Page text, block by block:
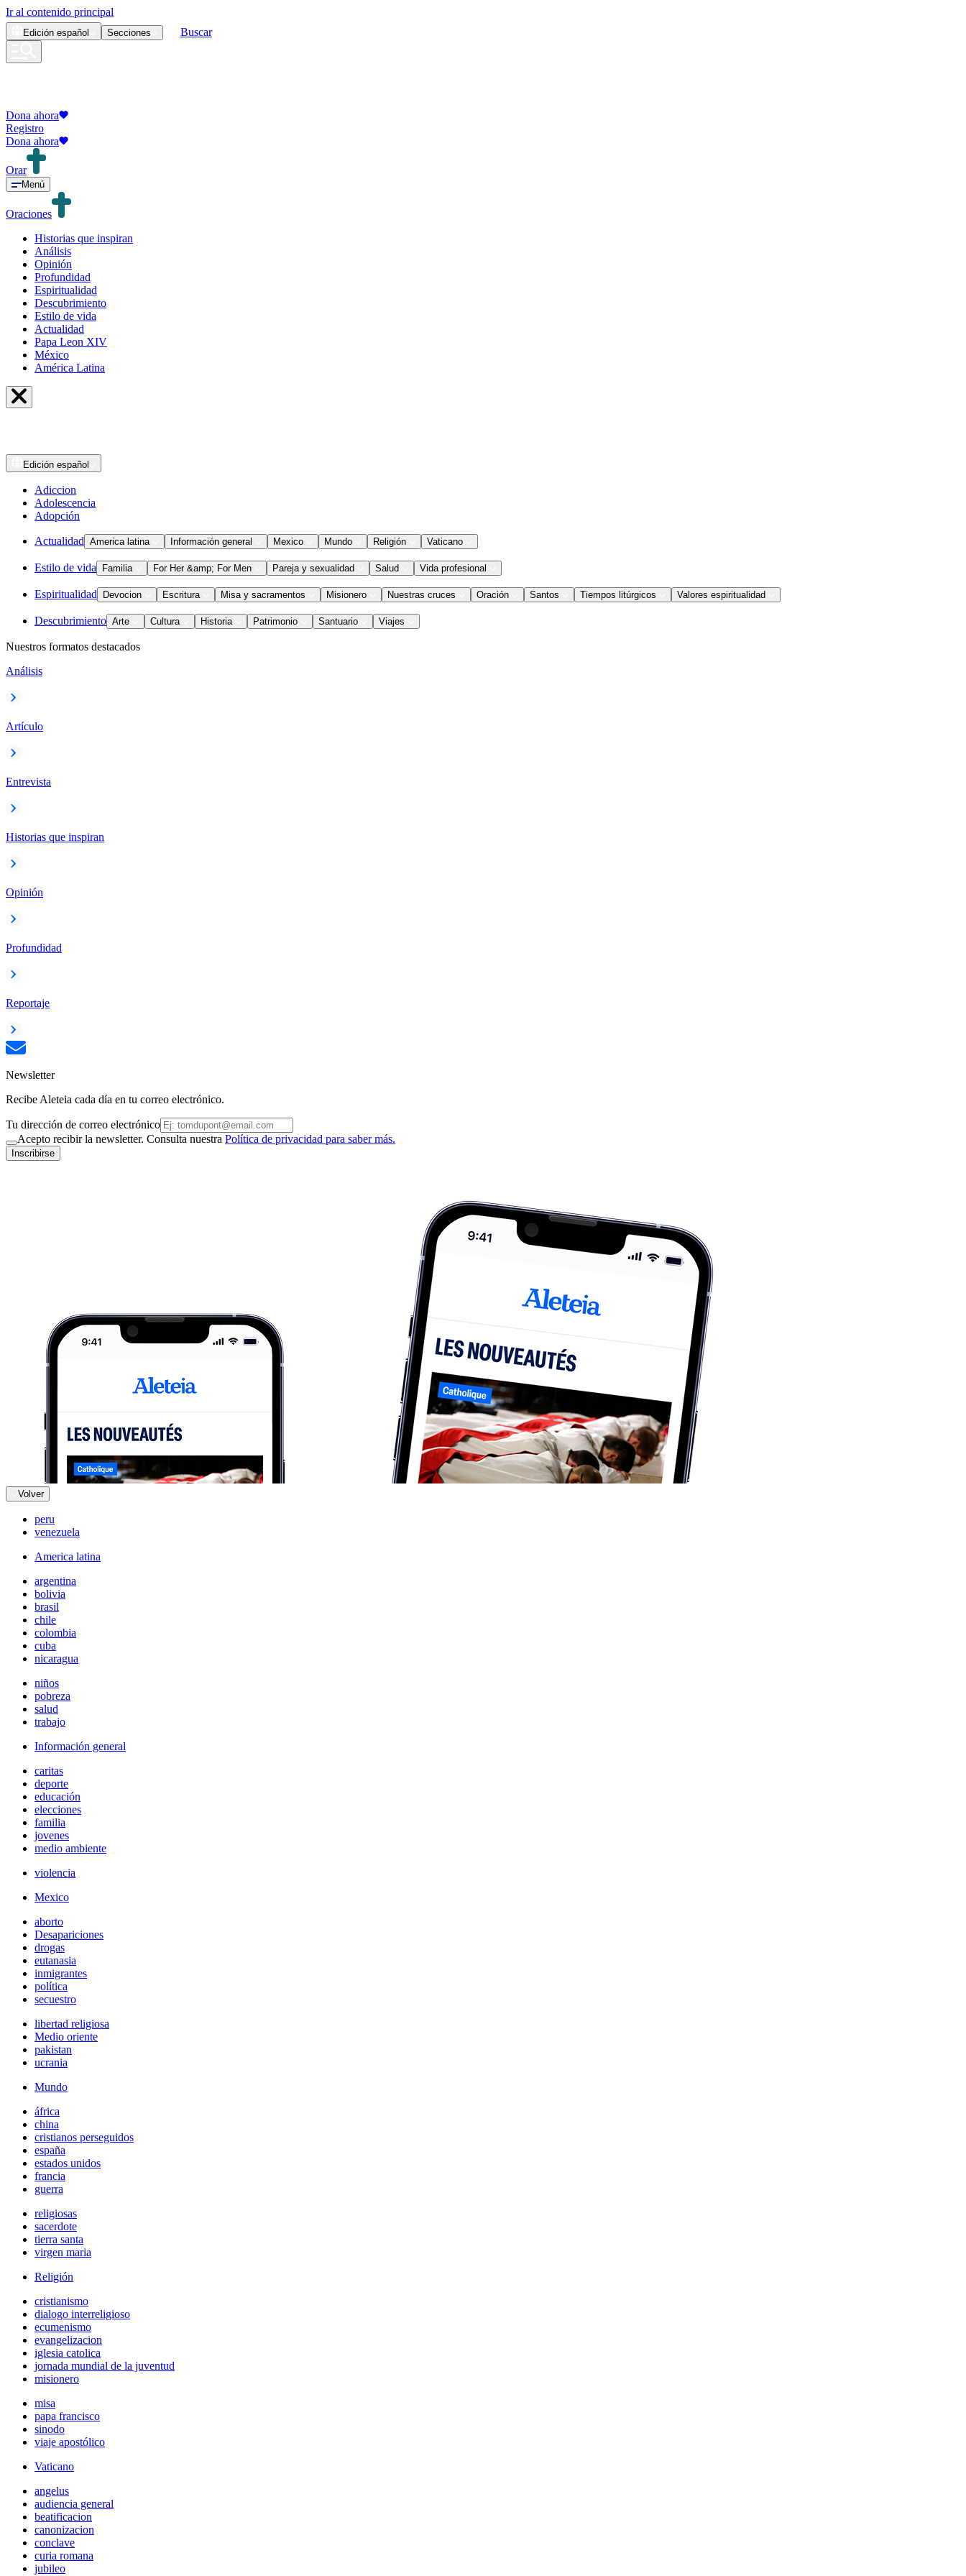
Ir al contenido principal
Edición español Secciones Buscar
Dona ahora
Registro
Dona ahora
Orar
Menú
Oraciones
Historias que inspiran
Análisis
Opinión
Profundidad
Espiritualidad
Descubrimiento
Estilo de vida
Actualidad
Papa Leon XIV
México
América Latina
Edición español
Adiccion
Adolescencia
Adopción
Actualidad America latina Información general Mexico Mundo Religión Vaticano
Estilo de vida Familia For Her &amp; For Men Pareja y sexualidad Salud Vida profesional
Espiritualidad Devocion Escritura Misa y sacramentos Misionero Nuestras cruces Oración Santos Tiempos litúrgicos Valores espiritualidad
Descubrimiento Arte Cultura Historia Patrimonio Santuario Viajes
Nuestros formatos destacados
Análisis
Artículo
Entrevista
Historias que inspiran
Opinión
Profundidad
Reportaje
Newsletter
Recibe Aleteia cada día en tu correo electrónico.
Tu dirección de correo electrónico
Acepto recibir la newsletter. Consulta nuestra Política de privacidad para saber más.
Inscribirse
Volver
peru
venezuela
America latina
argentina
bolivia
brasil
chile
colombia
cuba
nicaragua
niños
pobreza
salud
trabajo
Información general
caritas
deporte
educación
elecciones
familia
jovenes
medio ambiente
violencia
Mexico
aborto
Desapariciones
drogas
eutanasia
inmigrantes
política
secuestro
libertad religiosa
Medio oriente
pakistan
ucrania
Mundo
áfrica
china
cristianos perseguidos
españa
estados unidos
francia
guerra
religiosas
sacerdote
tierra santa
virgen maria
Religión
cristianismo
dialogo interreligioso
ecumenismo
evangelizacion
iglesia catolica
jornada mundial de la juventud
misionero
misa
papa francisco
sinodo
viaje apostólico
Vaticano
angelus
audiencia general
beatificacion
canonizacion
conclave
curia romana
jubileo